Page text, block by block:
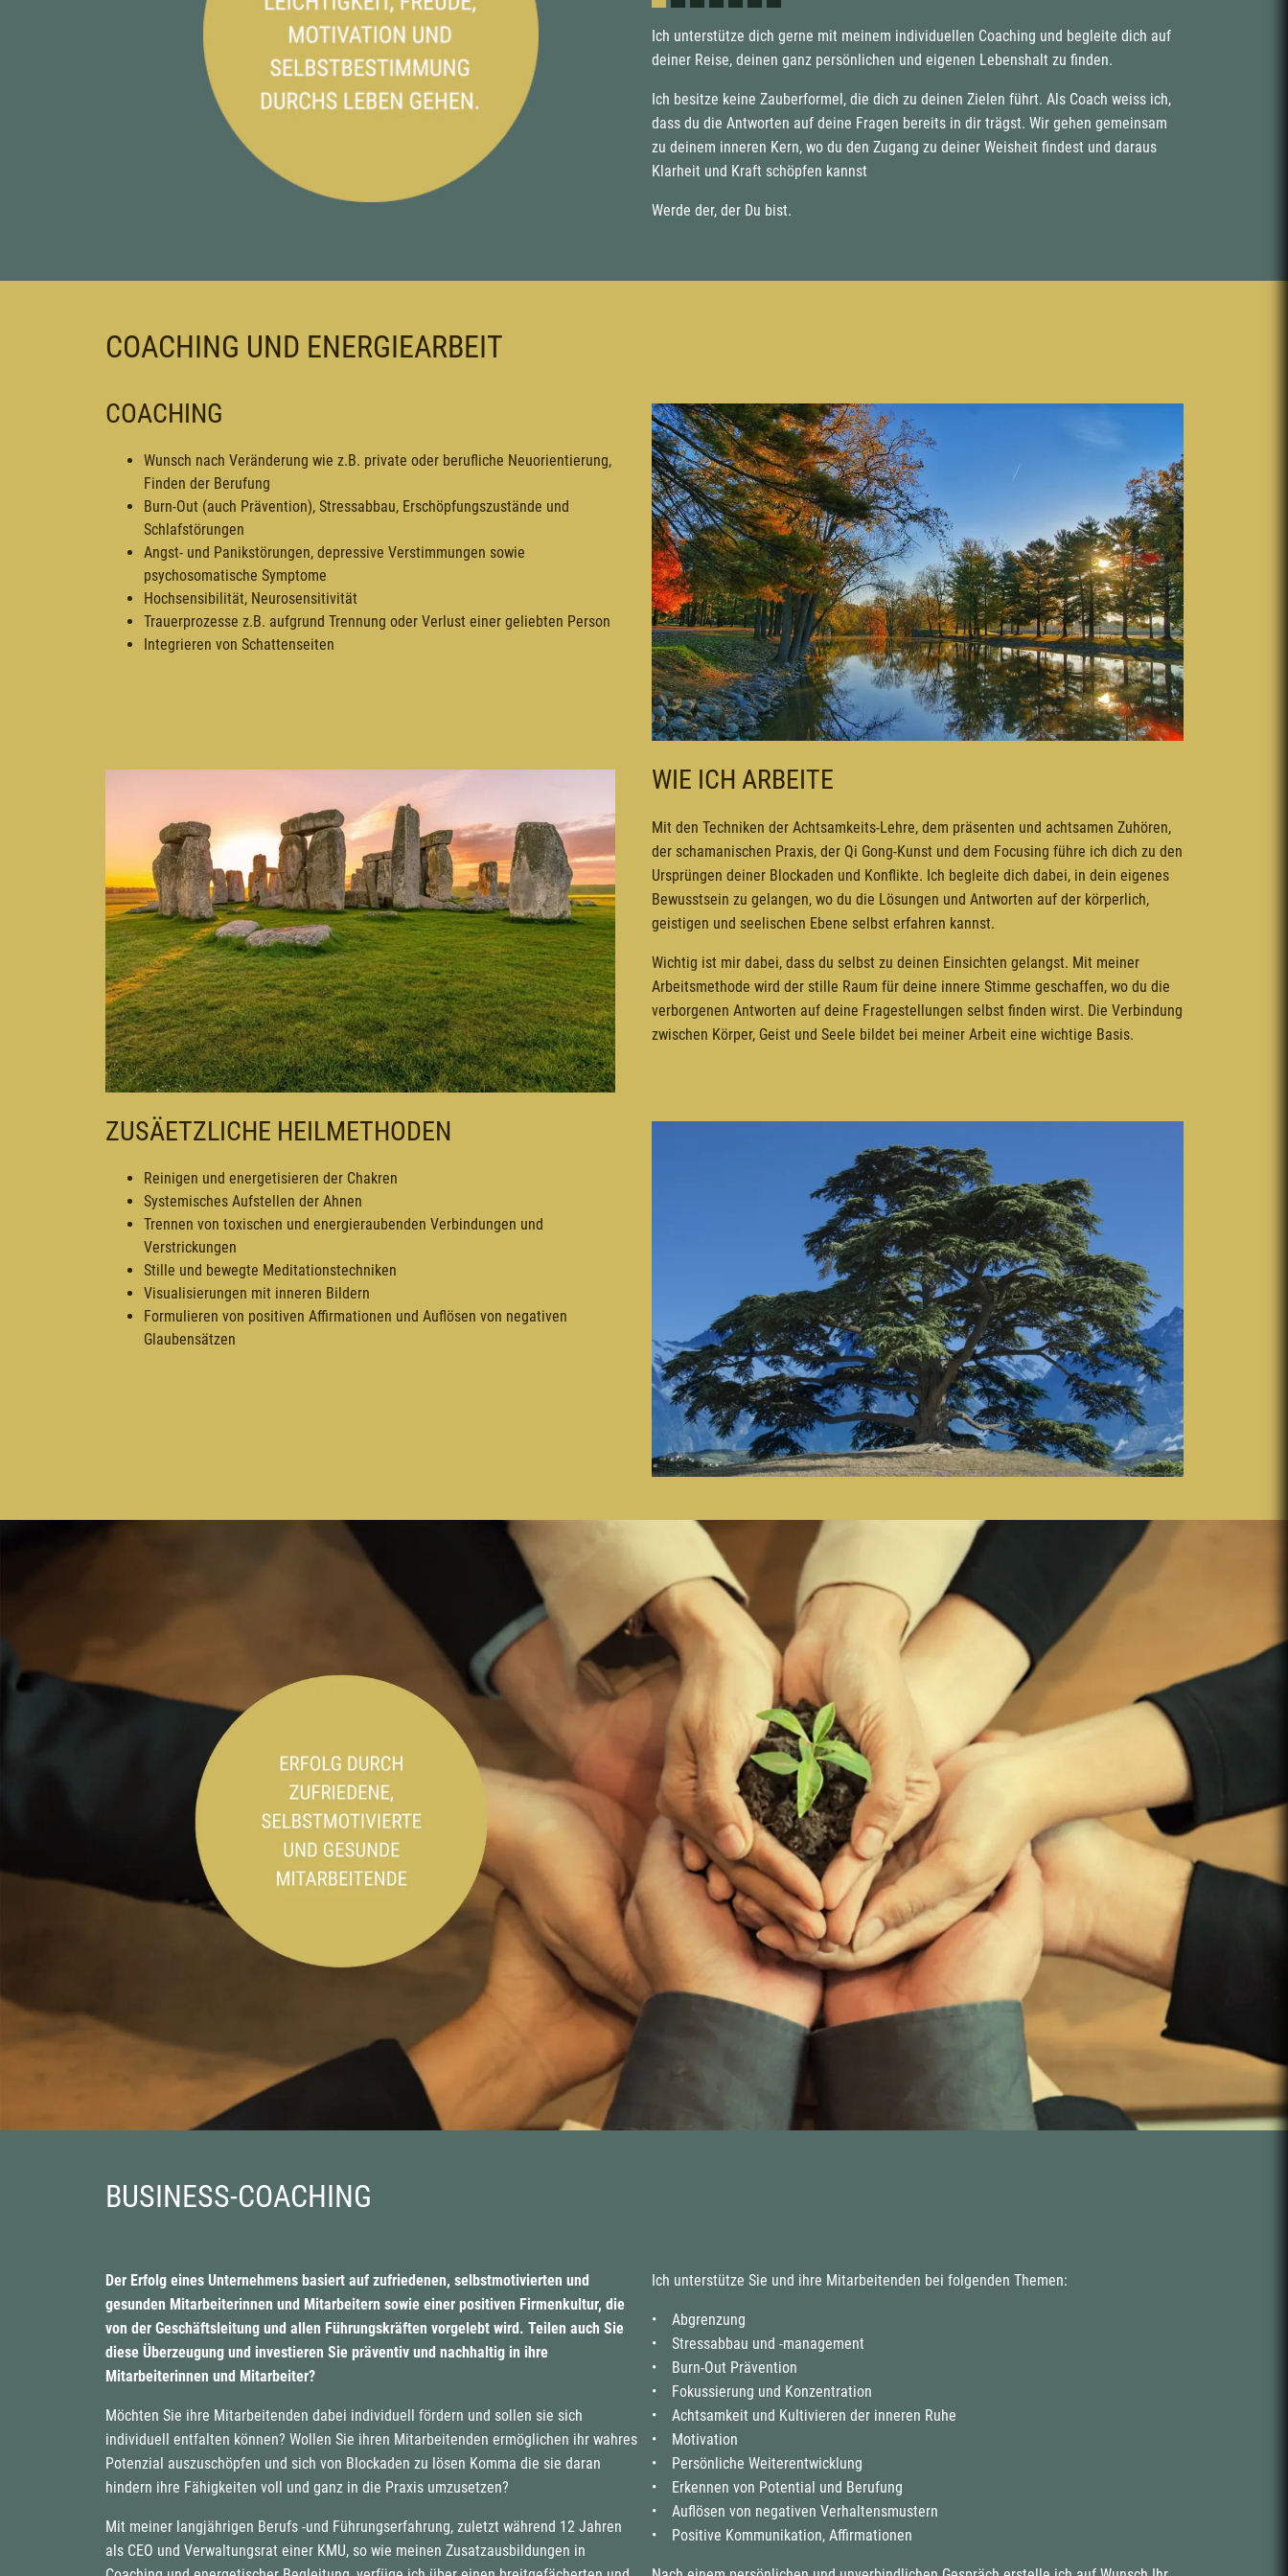
• • • • • • •
Ich unterstütze dich gerne mit meinem individuellen Coaching und begleite dich auf
deiner Reise, deinen ganz persönlichen und eigenen Lebenshalt zu finden.
Ich besitze keine Zauberformel, die dich zu deinen Zielen führt. Als Coach weiss ich,
dass du die Antworten auf deine Fragen bereits in dir trägst. Wir gehen gemeinsam
zu deinem inneren Kern, wo du den Zugang zu deiner Weisheit findest und daraus
Klarheit und Kraft schöpfen kannst
Werde der, der Du bist.
COACHING UND ENERGIEARBEIT
COACHING
Wunsch nach Veränderung wie z.B. private oder berufliche Neuorientierung,
Finden der Berufung
Burn-Out (auch Prävention), Stressabbau, Erschöpfungszustände und
Schlafstörungen
Angst- und Panikstörungen, depressive Verstimmungen sowie
psychosomatische Symptome
Hochsensibilität, Neurosensitivität
Trauerprozesse z.B. aufgrund Trennung oder Verlust einer geliebten Person
Integrieren von Schattenseiten
WIE ICH ARBEITE
Mit den Techniken der Achtsamkeits-Lehre, dem präsenten und achtsamen Zuhören,
der schamanischen Praxis, der Qi Gong-Kunst und dem Focusing führe ich dich zu den
Ursprüngen deiner Blockaden und Konflikte. Ich begleite dich dabei, in dein eigenes
Bewusstsein zu gelangen, wo du die Lösungen und Antworten auf der körperlich,
geistigen und seelischen Ebene selbst erfahren kannst.
Wichtig ist mir dabei, dass du selbst zu deinen Einsichten gelangst. Mit meiner
Arbeitsmethode wird der stille Raum für deine innere Stimme geschaffen, wo du die
verborgenen Antworten auf deine Fragestellungen selbst finden wirst. Die Verbindung
zwischen Körper, Geist und Seele bildet bei meiner Arbeit eine wichtige Basis.
ZUSÄETZLICHE HEILMETHODEN
Reinigen und energetisieren der Chakren
Systemisches Aufstellen der Ahnen
Trennen von toxischen und energieraubenden Verbindungen und
Verstrickungen
Stille und bewegte Meditationstechniken
Visualisierungen mit inneren Bildern
Formulieren von positiven Affirmationen und Auflösen von negativen
Glaubensätzen
BUSINESS-COACHING
Der Erfolg eines Unternehmens basiert auf zufriedenen, selbstmotivierten und
gesunden Mitarbeiterinnen und Mitarbeitern sowie einer positiven Firmenkultur, die
von der Geschäftsleitung und allen Führungskräften vorgelebt wird. Teilen auch Sie
diese Überzeugung und investieren Sie präventiv und nachhaltig in ihre
Mitarbeiterinnen und Mitarbeiter?
Möchten Sie ihre Mitarbeitenden dabei individuell fördern und sollen sie sich
individuell entfalten können? Wollen Sie ihren Mitarbeitenden ermöglichen ihr wahres
Potenzial auszuschöpfen und sich von Blockaden zu lösen Komma die sie daran
hindern ihre Fähigkeiten voll und ganz in die Praxis umzusetzen?
Mit meiner langjährigen Berufs -und Führungserfahrung, zuletzt während 12 Jahren
als CEO und Verwaltungsrat einer KMU, so wie meinen Zusatzausbildungen in
Ich unterstütze Sie und ihre Mitarbeitenden bei folgenden Themen:
• Abgrenzung
• Stressabbau und -management
• Burn-Out Prävention
• Fokussierung und Konzentration
• Achtsamkeit und Kultivieren der inneren Ruhe
• Motivation
• Persönliche Weiterentwicklung
• Erkennen von Potential und Berufung
• Auflösen von negativen Verhaltensmustern
• Positive Kommunikation, Affirmationen